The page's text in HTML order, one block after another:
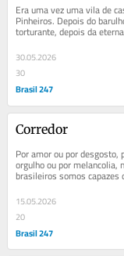
Era uma vez uma vila de
Pinheiros. Depois do
torturante, depois da
de poeira, depois da demora
entrar na garagem...
30.05.2026
30
Brasil 247
Corredor
Por amor ou por desgosto,
orgulho ou por melancolia,
brasileiros somos capazes
e criticar nosso país em
frase. São...
15.05.2026
20
Brasil 247